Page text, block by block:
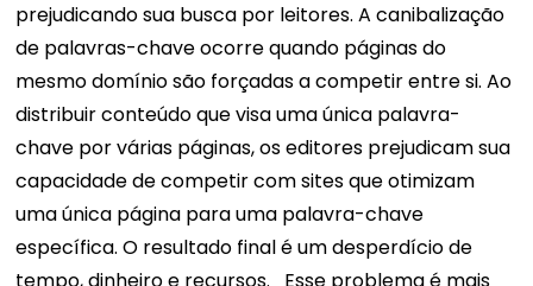
prejudicando sua busca por leitores. A canibalização
de palavras-chave ocorre quando páginas do
mesmo domínio são forçadas a competir entre si. Ao
distribuir conteúdo que visa uma única palavra-
chave por várias páginas, os editores prejudicam sua
capacidade de competir com sites que otimizam
uma única página para uma palavra-chave
específica. O resultado final é um desperdício de